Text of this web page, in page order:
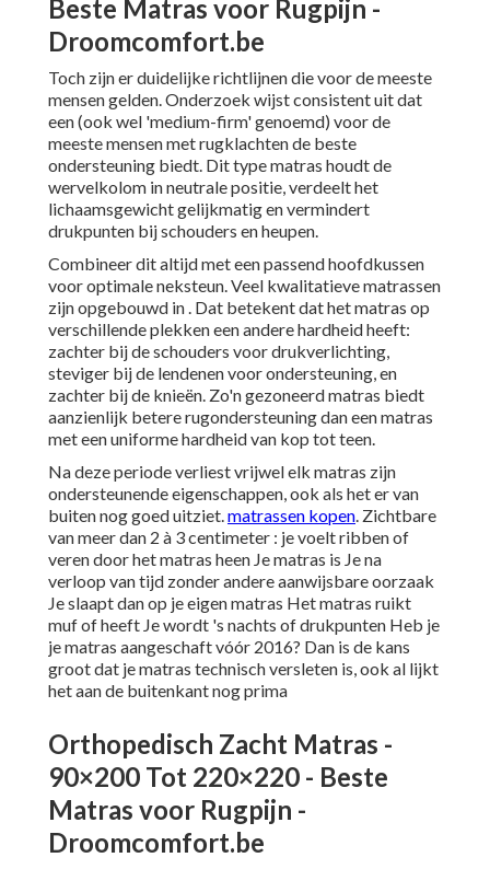
Beste Matras voor Rugpijn -
Droomcomfort.be
Toch zijn er duidelijke richtlijnen die voor de meeste
mensen gelden. Onderzoek wijst consistent uit dat
een (ook wel 'medium-firm' genoemd) voor de
meeste mensen met rugklachten de beste
ondersteuning biedt. Dit type matras houdt de
wervelkolom in neutrale positie, verdeelt het
lichaamsgewicht gelijkmatig en vermindert
drukpunten bij schouders en heupen.
Combineer dit altijd met een passend hoofdkussen
voor optimale neksteun. Veel kwalitatieve matrassen
zijn opgebouwd in . Dat betekent dat het matras op
verschillende plekken een andere hardheid heeft:
zachter bij de schouders voor drukverlichting,
steviger bij de lendenen voor ondersteuning, en
zachter bij de knieën. Zo'n gezoneerd matras biedt
aanzienlijk betere rugondersteuning dan een matras
met een uniforme hardheid van kop tot teen.
Na deze periode verliest vrijwel elk matras zijn
ondersteunende eigenschappen, ook als het er van
buiten nog goed uitziet.matrassen kopen. Zichtbare
van meer dan 2 à 3 centimeter : je voelt ribben of
veren door het matras heen Je matras is Je na
verloop van tijd zonder andere aanwijsbare oorzaak
Je slaapt dan op je eigen matras Het matras ruikt
muf of heeft Je wordt 's nachts of drukpunten Heb je
je matras aangeschaft vóór 2016? Dan is de kans
groot dat je matras technisch versleten is, ook al lijkt
het aan de buitenkant nog prima
Orthopedisch Zacht Matras -
90×200 Tot 220×220 - Beste
Matras voor Rugpijn -
Droomcomfort.be